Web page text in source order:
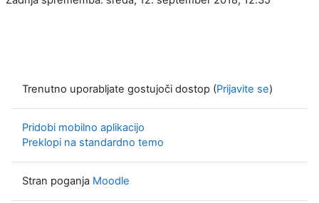
Trenutno uporabljate gostujoči dostop (Prijavite se)
Pridobi mobilno aplikacijo
Preklopi na standardno temo
Stran poganja Moodle